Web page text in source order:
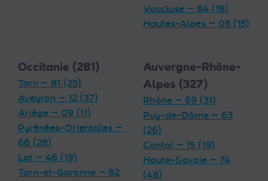
Vaucluse — 84 (18)
Hautes-Alpes — 05 (15)
Occitanie (281)
Tarn — 81 (25)
Aveyron — 12 (37)
Ariège — 09 (11)
Pyrénées-Orientales —
66 (28)
Lot — 46 (19)
Tarn-et-Garonne — 82
Auvergne-Rhône-
Alpes (327)
Rhône — 69 (31)
Puy-de-Dôme — 63
(26)
Cantal — 15 (19)
Haute-Savoie — 74
(48)